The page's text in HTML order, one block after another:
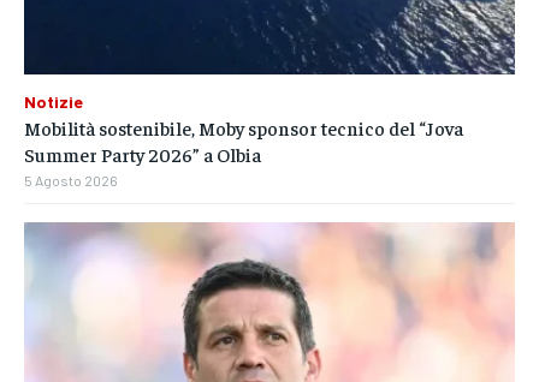
Notizie
Mobilità sostenibile, Moby sponsor tecnico del “Jova
Summer Party 2026” a Olbia
5 Agosto 2026